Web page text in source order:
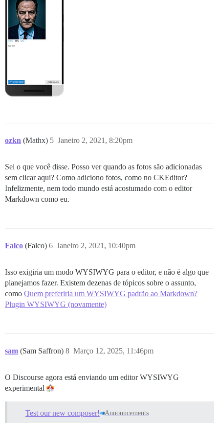
ozkn (Mathx) Janeiro 2, 2021, 8:20pm
5
Sei o que você disse. Posso ver quando as fotos são adicionadas
sem clicar aqui? Como adiciono fotos, como no CKEditor?
Infelizmente, nem todo mundo está acostumado com o editor
Markdown como eu.
Falco (Falco) Janeiro 2, 2021, 10:40pm
6
Isso exigiria um modo WYSIWYG para o editor, e não é algo que
planejamos fazer. Existem dezenas de tópicos sobre o assunto,
como Quem preferiria um WYSIWYG padrão ao Markdown?
Plugin WYSIWYG (novamente)
sam (Sam Saffron) Março 12, 2025, 11:46pm
8
O Discourse agora está enviando um editor WYSIWYG
experimental
Test our new composer! Announcements